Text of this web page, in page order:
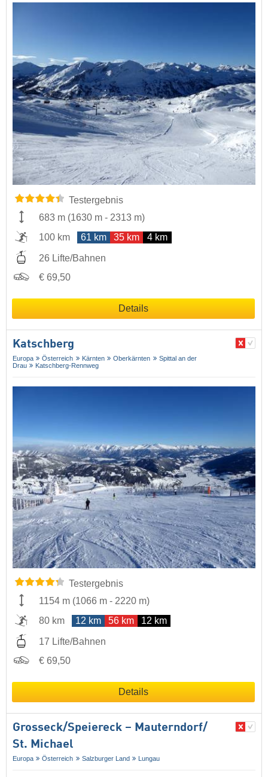
Testergebnis
683 m (1630 m - 2313 m)
100 km
61 km 35 km 4 km
26 Lifte/Bahnen
€ 69,50
Details
Katschberg
Europa Österreich Kärnten Oberkärnten
Spittal an der
Drau
Katschberg-Rennweg
Testergebnis
1154 m (1066 m - 2220 m)
80 km
12 km 56 km 12 km
17 Lifte/Bahnen
€ 69,50
Details
Grosseck/​Speiereck – Mauterndorf/​
St. Michael
Europa Österreich Salzburger Land Lungau